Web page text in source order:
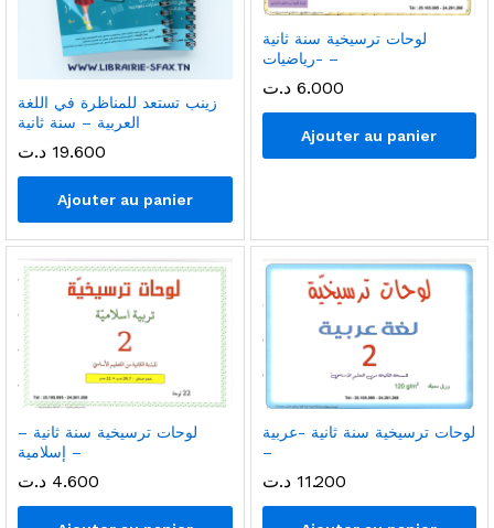
زينب تستعد للمناظرة في اللغة
العربية – سنة ثانية
19.600 د.ت
Ajouter au panier
لوحات ترسيخية سنة ثانية
-رياضيات –
6.000 د.ت
Ajouter au panier
لوحات ترسيخية سنة ثانية –
إسلامية –
4.600 د.ت
لوحات ترسيخية سنة ثانية -عربية
–
11.200 د.ت